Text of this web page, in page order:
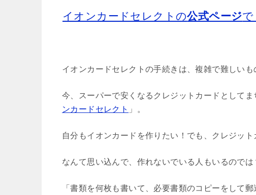
イオンカードセレクトの公式ページ
イオンカードセレクトの手続きは、複雑で難しいも
今、スーパーで安くなるクレジットカードとして
ンカードセレクト 」。
自分もイオンカードを作りたい！でも、クレジッ
なんて思い込んで、作れないでいる人もいるのでは
「書類を何枚も書いて、必要書類のコピーをして郵